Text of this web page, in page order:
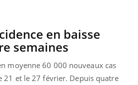
en baisse
semaines
moyenne 60 000 nouveaux cas
21 et le 27 février. Depuis quatre